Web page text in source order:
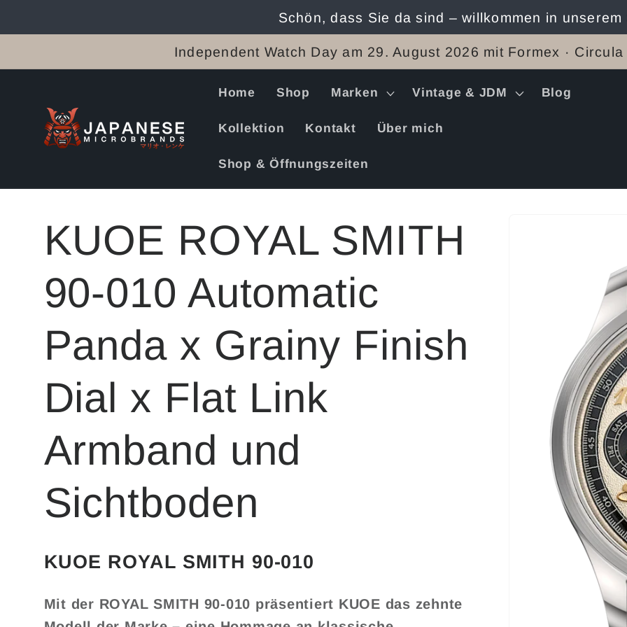
Inhalt
Schön, dass Sie da sind – willkommen in unserem
Independent Watch Day am 29. August 2026 mit Formex · Circula
Home Shop Marken Vintage & JDM Blog
Kollektion Kontakt Über mich
Shop & Öffnungszeiten
KUOE ROYAL SMITH
90-010 Automatic
Panda x Grainy Finish
Dial x Flat Link
Armband und
Sichtboden
KUOE ROYAL SMITH 90-010
Mit der ROYAL SMITH 90-010 präsentiert KUOE das zehnte